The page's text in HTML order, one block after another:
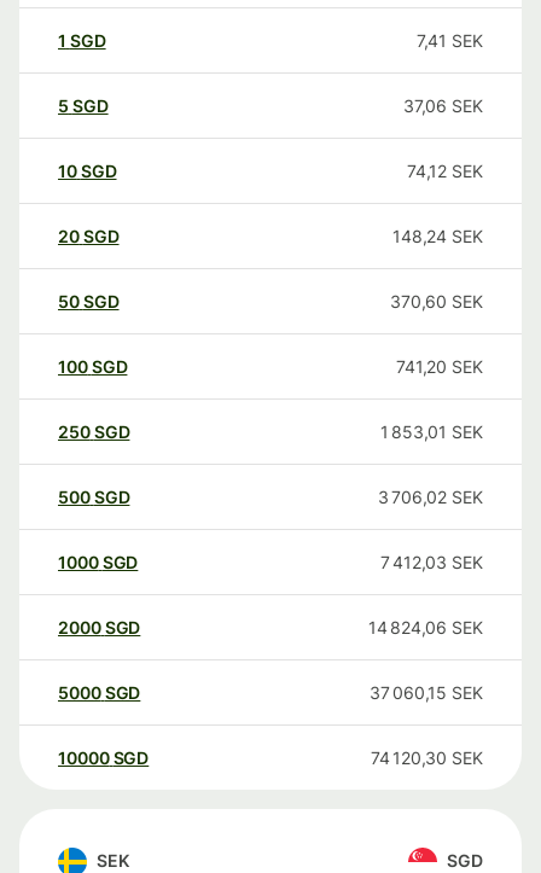
1 SGD 7,41 SEK
5 SGD 37,06 SEK
10SGD 74,12 SEK
20SGD 148,24 SEK
50SGD 370,60 SEK
100SGD 741,20 SEK
250SGD 1 853,01 SEK
500SGD 3 706,02 SEK
1000SGD 7 412,03 SEK
2000SGD 14 824,06 SEK
5000SGD 37 060,15 SEK
10000 SGD 74 120,30 SEK
SEK SGD